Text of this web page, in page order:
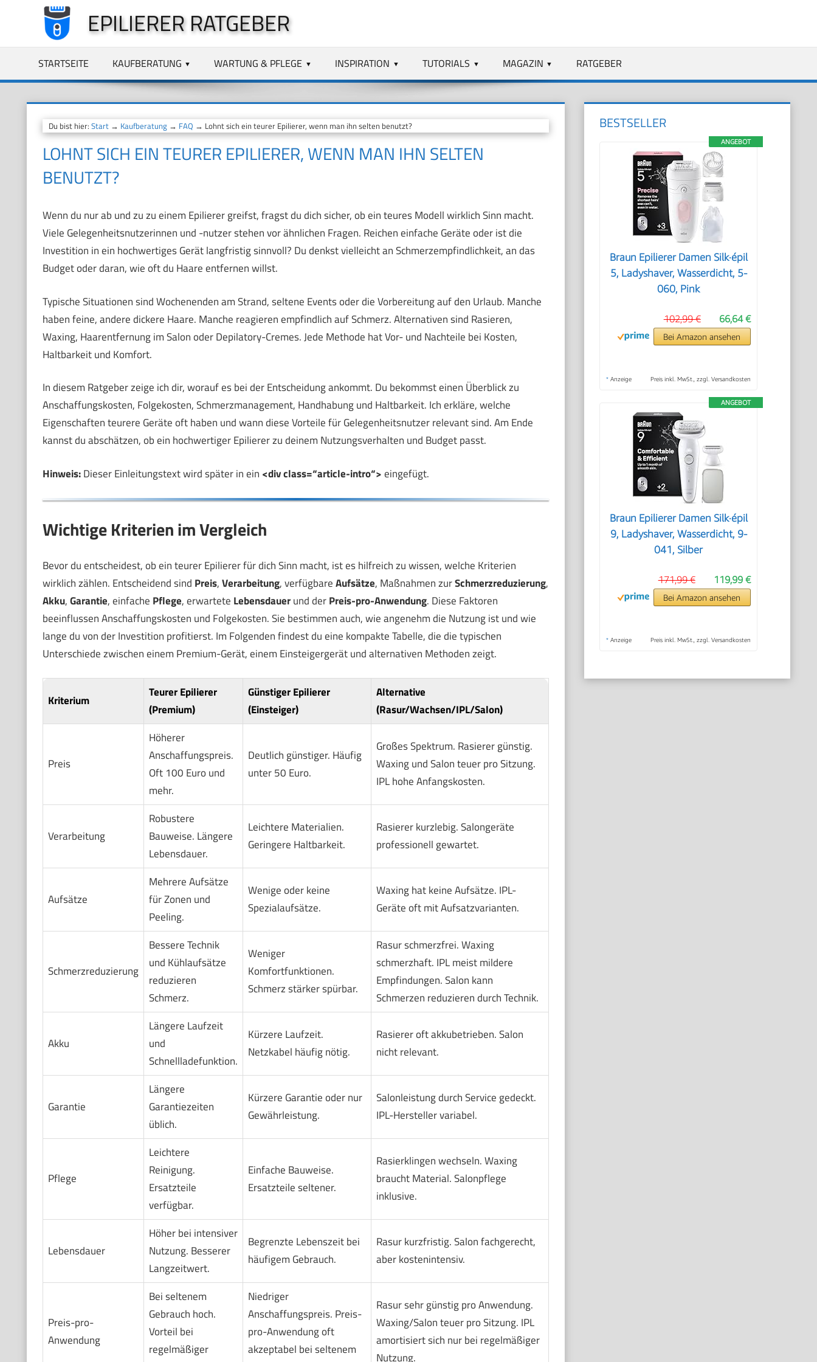
springen
EPILIERER RATGEBER
STARTSEITE KAUFBERATUNG WARTUNG & PFLEGE INSPIRATION TUTORIALS MAGAZIN RATGEBER
Du bist hier: Start→ Kaufberatung→ FAQ → Lohnt sich ein teurer Epilierer, wenn man ihn selten benutzt?
LOHNT SICH EIN TEURER EPILIERER, WENN MAN IHN SELTEN
BENUTZT?
Wenn du nur ab und zu zu einem Epilierer greifst, fragst du dich sicher, ob ein teures Modell wirklich Sinn macht.
Viele Gelegenheitsnutzerinnen und -nutzer stehen vor ähnlichen Fragen. Reichen einfache Geräte oder ist die
Investition in ein hochwertiges Gerät langfristig sinnvoll? Du denkst vielleicht an Schmerzempfindlichkeit, an das
Budget oder daran, wie oft du Haare entfernen willst.
Typische Situationen sind Wochenenden am Strand, seltene Events oder die Vorbereitung auf den Urlaub. Manche
haben feine, andere dickere Haare. Manche reagieren empfindlich auf Schmerz. Alternativen sind Rasieren,
Waxing, Haarentfernung im Salon oder Depilatory-Cremes. Jede Methode hat Vor- und Nachteile bei Kosten,
Haltbarkeit und Komfort.
In diesem Ratgeber zeige ich dir, worauf es bei der Entscheidung ankommt. Du bekommst einen Überblick zu
Anschaffungskosten, Folgekosten, Schmerzmanagement, Handhabung und Haltbarkeit. Ich erkläre, welche
Eigenschaften teurere Geräte oft haben und wann diese Vorteile für Gelegenheitsnutzer relevant sind. Am Ende
kannst du abschätzen, ob ein hochwertiger Epilierer zu deinem Nutzungsverhalten und Budget passt.
Hinweis:Dieser Einleitungstext wird später in ein <div class=“article-intro“>eingefügt.
Wichtige Kriterien im Vergleich
Bevor du entscheidest, ob ein teurer Epilierer für dich Sinn macht, ist es hilfreich zu wissen, welche Kriterien
wirklich zählen. Entscheidend sind Preis,Verarbeitung, verfügbareAufsätze, Maßnahmen zurSchmerzreduzierung,
Akku,Garantie, einfache Pflege, erwartete Lebensdauerund derPreis-pro-Anwendung. Diese Faktoren
beeinflussen Anschaffungskosten und Folgekosten. Sie bestimmen auch, wie angenehm die Nutzung ist und wie
lange du von der Investition profitierst. Im Folgenden findest du eine kompakte Tabelle, die die typischen
Unterschiede zwischen einem Premium-Gerät, einem Einsteigergerät und alternativen Methoden zeigt.
Kriterium
Teurer Epilierer
(Premium)
Günstiger Epilierer
(Einsteiger)
Alternative
(Rasur/Wachsen/IPL/Salon)
Preis
Höherer
Anschaffungspreis.
Oft 100 Euro und
mehr.
Deutlich günstiger. Häufig
unter 50 Euro.
Großes Spektrum. Rasierer günstig.
Waxing und Salon teuer pro Sitzung.
IPL hohe Anfangskosten.
Verarbeitung
Robustere
Bauweise. Längere
Lebensdauer.
Leichtere Materialien.
Geringere Haltbarkeit.
Rasierer kurzlebig. Salongeräte
professionell gewartet.
Aufsätze
Mehrere Aufsätze
für Zonen und
Peeling.
Wenige oder keine
Spezialaufsätze.
Waxing hat keine Aufsätze. IPL-
Geräte oft mit Aufsatzvarianten.
Schmerzreduzierung
Bessere Technik
und Kühlaufsätze
reduzieren
Schmerz.
Weniger
Komfortfunktionen.
Schmerz stärker spürbar.
Rasur schmerzfrei. Waxing
schmerzhaft. IPL meist mildere
Empfindungen. Salon kann
Schmerzen reduzieren durch Technik.
Akku
Längere Laufzeit
und
Schnellladefunktion.
Kürzere Laufzeit.
Netzkabel häufig nötig.
Rasierer oft akkubetrieben. Salon
nicht relevant.
Garantie
Längere
Garantiezeiten
üblich.
Kürzere Garantie oder nur
Gewährleistung.
Salonleistung durch Service gedeckt.
IPL-Hersteller variabel.
Pflege
Leichtere
Reinigung.
Ersatzteile
verfügbar.
Einfache Bauweise.
Ersatzteile seltener.
Rasierklingen wechseln. Waxing
braucht Material. Salonpflege
inklusive.
Lebensdauer
Höher bei intensiver
Nutzung. Besserer
Langzeitwert.
Begrenzte Lebenszeit bei
häufigem Gebrauch.
Rasur kurzfristig. Salon fachgerecht,
aber kostenintensiv.
Preis-pro-
Anwendung
Bei seltenem
Gebrauch hoch.
Vorteil bei
regelmäßiger
Niedriger
Anschaffungspreis. Preis-
pro-Anwendung oft
akzeptabel bei seltenem
Rasur sehr günstig pro Anwendung.
Waxing/Salon teuer pro Sitzung. IPL
amortisiert sich nur bei regelmäßiger
Nutzung.
BESTSELLER
ANGEBOT
Braun Epilierer Damen Silk·épil
5, Ladyshaver, Wasserdicht, 5-
060, Pink
66,64 €
102,99 €
Bei Amazon ansehen
* Anzeige Preis inkl. MwSt., zzgl. Versandkosten
ANGEBOT
Braun Epilierer Damen Silk·épil
9, Ladyshaver, Wasserdicht, 9-
041, Silber
119,99 €
171,99 €
Bei Amazon ansehen
* Anzeige Preis inkl. MwSt., zzgl. Versandkosten